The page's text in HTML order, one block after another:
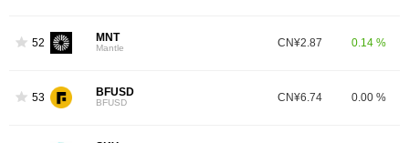
52 MNT
Mantle CN¥2.87 0.14 %
53 BFUSD
BFUSD CN¥6.74 0.00 %